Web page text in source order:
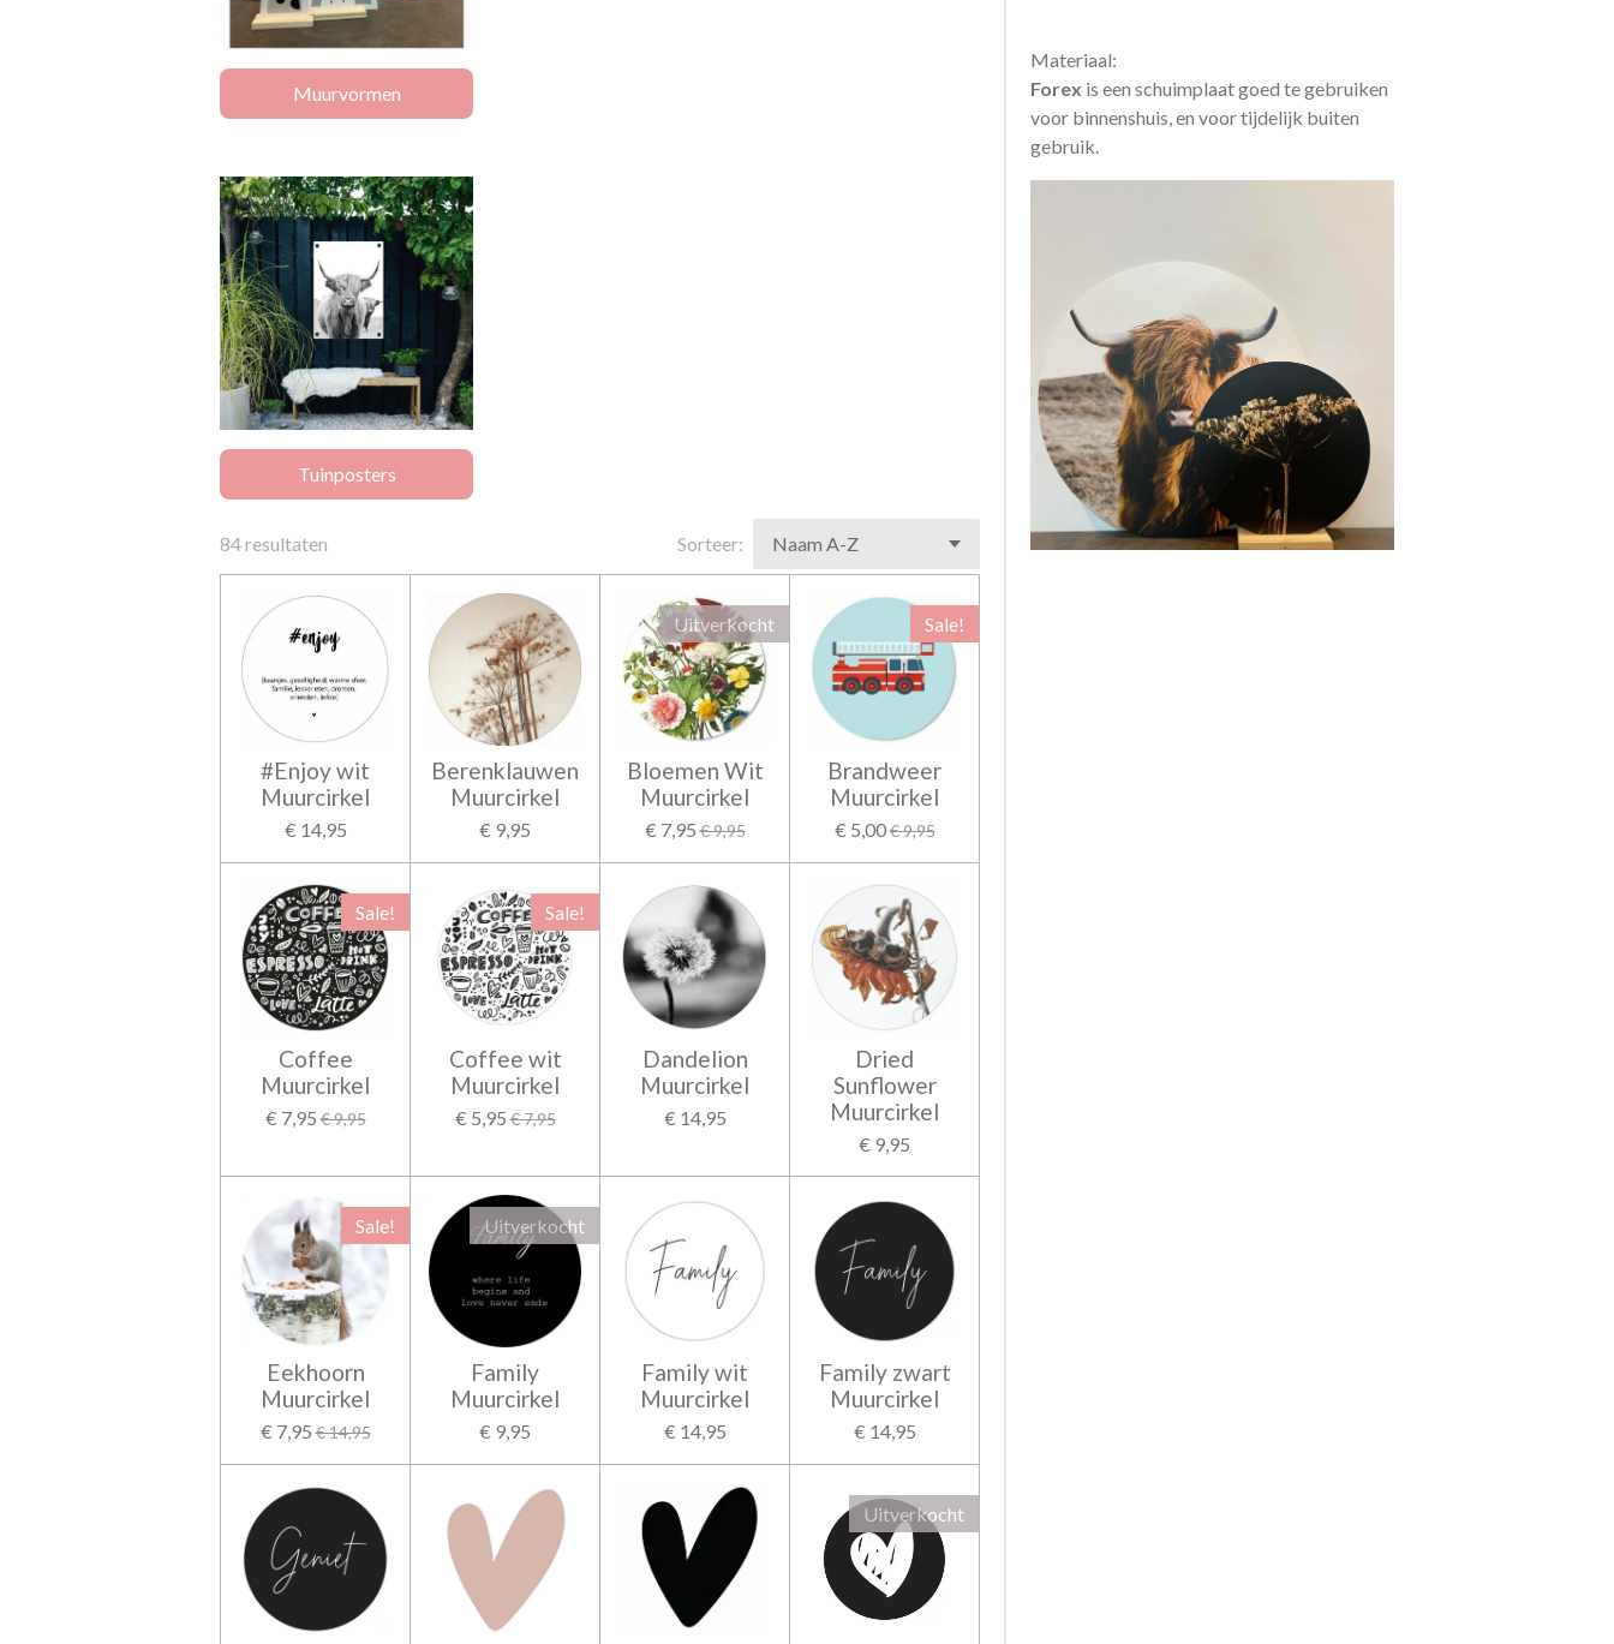
Muurvormen
Tuinposters
84 resultaten Sorteer:
#Enjoy wit
Muurcirkel
€ 14,95
Berenklauwen
Muurcirkel
€ 9,95
Uitverkocht
Bloemen Wit
Muurcirkel
€ 7,95 € 9,95
Sale!
Brandweer
Muurcirkel
€ 5,00€ 9,95
Sale!
Coffee
Muurcirkel
€ 7,95 € 9,95
Sale!
Coffee wit
Muurcirkel
€ 5,95 € 7,95
Dandelion
Muurcirkel
€ 14,95
Dried
Sunflower
Muurcirkel
€ 9,95
Sale!
Eekhoorn
Muurcirkel
€ 7,95 € 14,95
Uitverkocht
Family
Muurcirkel
€ 9,95
Family wit
Muurcirkel
€ 14,95
Family zwart
Muurcirkel
€ 14,95
Uitverkocht
Materiaal:
Forex is een schuimplaat goed te gebruiken
voor binnenshuis, en voor tijdelijk buiten
gebruik.